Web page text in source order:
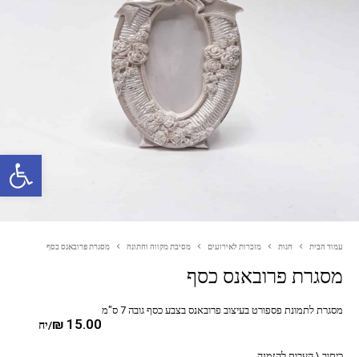
פתח סרגל נגישות
עמוד הבית חנות מזכרות לאירועים מסיבת מקווה וחתונה מסגרת פרובאנס כסף
מסגרת פרובאנס כסף
₪ 15.00 /יח
מסגרת לתמונת פספורט בעיצוב פרובאנס בצבע כסף גובה 7 ס"מ